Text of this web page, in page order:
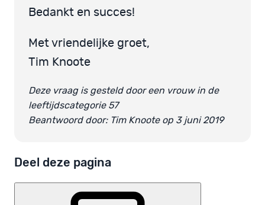
Bedankt en succes!
Met vriendelijke groet,
Tim Knoote
Deze vraag is gesteld door een vrouw in de
leeftijdscategorie 57
Beantwoord door: Tim Knoote op 3 juni 2019
Deel deze pagina